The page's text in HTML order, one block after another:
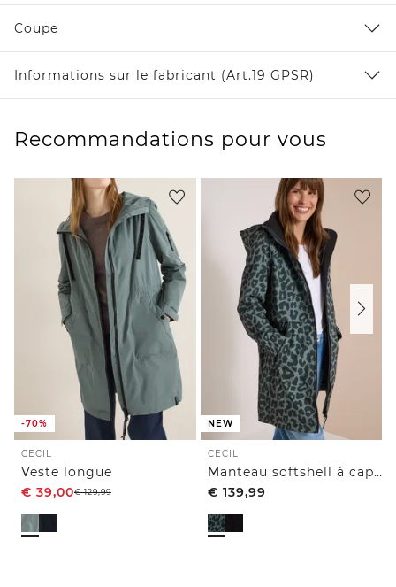
Coupe
Informations sur le fabricant (Art.19 GPSR)
Recommandations pour vous
-70%
CECIL
Veste longue
€ 39,00€129,99
NEW
CECIL
Manteau softshell à capuche et motif léopard
€ 139,99